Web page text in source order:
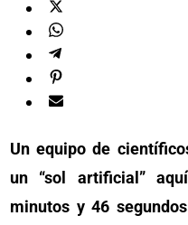
Un equipo de
un “sol artificial”
minutos y 46